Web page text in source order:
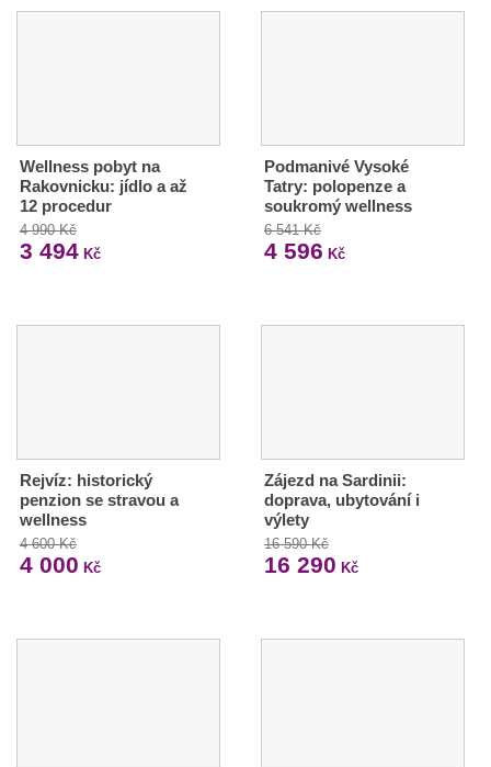
Wellness pobyt na
Rakovnicku: jídlo a až
12 procedur
4 990 Kč
3 494 Kč
Podmanivé Vysoké
Tatry: polopenze a
soukromý wellness
6 541 Kč
4 596 Kč
Rejvíz: historický
penzion se stravou a
wellness
4 600 Kč
4 000 Kč
Zájezd na Sardinii:
doprava, ubytování i
výlety
16 590 Kč
16 290 Kč